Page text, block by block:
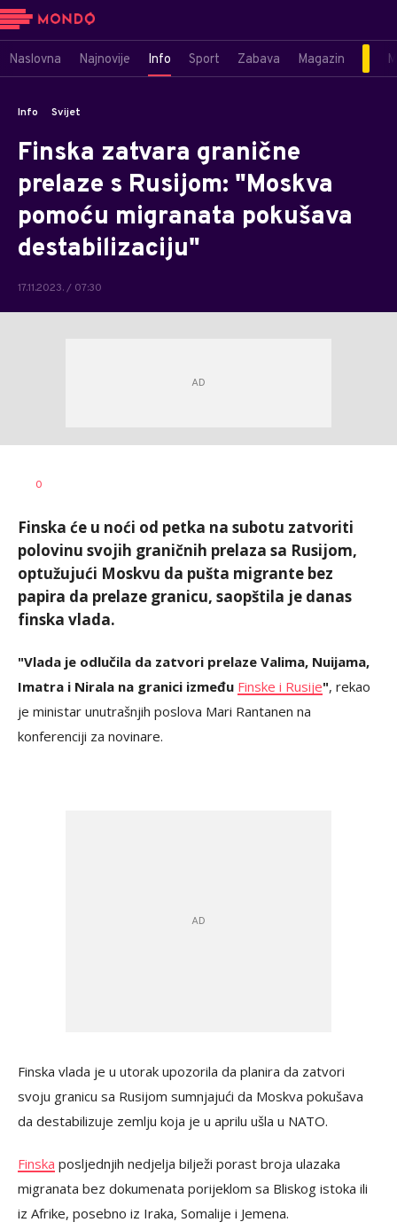
Naslovna Najnovije Info Sport Zabava Magazin
Info Svijet
Finska zatvara granične
prelaze s Rusijom: "Moskva
pomoću migranata pokušava
destabilizaciju"
17.11.2023. / 07:30
AUTOR
0
Finska će u noći od petka na subotu zatvoriti
polovinu svojih graničnih prelaza sa Rusijom,
optužujući Moskvu da pušta migrante bez
papira da prelaze granicu, saopštila je danas
finska vlada.
"Vlada je odlučila da zatvori prelaze Valima, Nuijama,
Imatra i Nirala na granici između Finske i Rusije", rekao
je ministar unutrašnjih poslova Mari Rantanen na
konferenciji za novinare.
Finska vlada je u utorak upozorila da planira da zatvori
svoju granicu sa Rusijom sumnjajući da Moskva pokušava
da destabilizuje zemlju koja je u aprilu ušla u NATO.
Finska posljednjih nedjelja bilježi porast broja ulazaka
migranata bez dokumenata porijeklom sa Bliskog istoka ili
iz Afrike, posebno iz Iraka, Somalije i Jemena.